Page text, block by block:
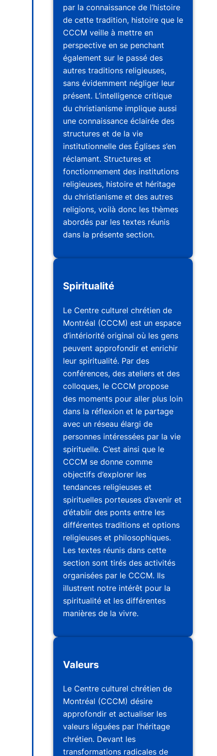
par la connaissance de l’histoire
de cette tradition, histoire que le
CCCM veille à mettre en
perspective en se penchant
également sur le passé des
autres traditions religieuses,
sans évidemment négliger leur
présent. L’intelligence critique
du christianisme implique aussi
une connaissance éclairée des
structures et de la vie
institutionnelle des Églises s’en
réclamant. Structures et
fonctionnement des institutions
religieuses, histoire et héritage
du christianisme et des autres
religions, voilà donc les thèmes
abordés par les textes réunis
dans la présente section.
Spiritualité
Le Centre culturel chrétien de
Montréal (CCCM) est un espace
d’intériorité original où les gens
peuvent approfondir et enrichir
leur spiritualité. Par des
conférences, des ateliers et des
colloques, le CCCM propose
des moments pour aller plus loin
dans la réflexion et le partage
avec un réseau élargi de
personnes intéressées par la vie
spirituelle. C’est ainsi que le
CCCM se donne comme
objectifs d’explorer les
tendances religieuses et
spirituelles porteuses d’avenir et
d’établir des ponts entre les
différentes traditions et options
religieuses et philosophiques.
Les textes réunis dans cette
section sont tirés des activités
organisées par le CCCM. Ils
illustrent notre intérêt pour la
spiritualité et les différentes
manières de la vivre.
Valeurs
Le Centre culturel chrétien de
Montréal (CCCM) désire
approfondir et actualiser les
valeurs léguées par l’héritage
chrétien. Devant les
transformations radicales de